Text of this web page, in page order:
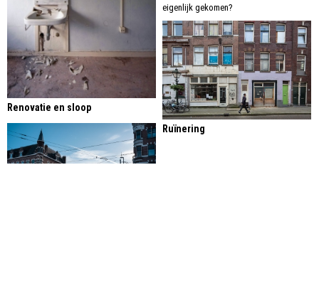
eigenlijk gekomen?
Renovatie en sloop
Ruïnering